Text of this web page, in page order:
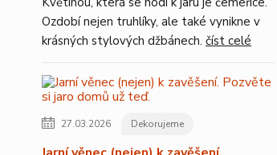
Ozdobí nejen truhlíky, ale také vynikne v
krásných stylových džbánech. číst celé
27.03.2026 Dekorujeme